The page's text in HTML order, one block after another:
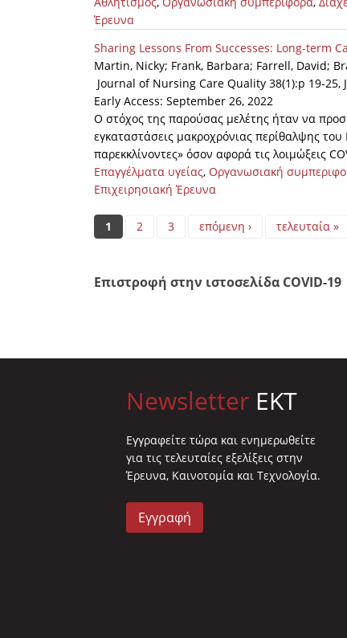
Έρευνα
Sharing Lessons From Successes: Long-term
Martin, Nicky; Frank, Barbara; Farrell, David;
Journal of Nursing Care Quality 38(1):p 19-
Early Access: September 26, 2022
Ο στόχος της παρούσας μελέτης ήταν να
εγκαταστάσεις μακροχρόνιας περίθαλψης
παρεκκλίνοντες» όσον αφορά τις λοιμώξεις
Επαγγέλματα υγείας, Οργανωσιακή
Επιχειρησιακή Έρευνα
Pages
1 2 3 επόμενη › τελευταία »
Επιστροφή στην ιστοσελίδα COVID-19
Newsletter EKT
Eγγραφείτε τώρα και ενημερωθείτε
για τις τελευταίες εξελίξεις στην
Έρευνα, Καινοτομία και Τεχνολογία.
Εγγραφή